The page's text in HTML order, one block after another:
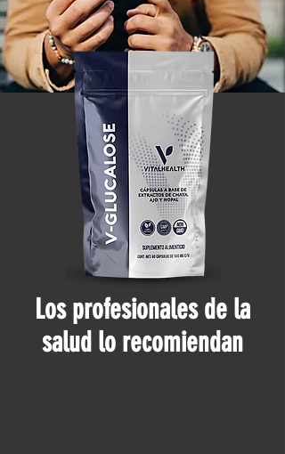
Los profesionales de la
salud lo recomiendan